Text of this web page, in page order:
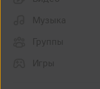
Музыка
Группы
Игры